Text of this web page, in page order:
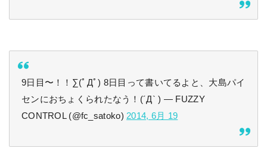
9日目〜！！∑(ﾟДﾟ) 8日目って書いてるよと、大島パイ
センにおちょくられたなう！(´Д` ) — FUZZY
CONTROL (@fc_satoko) 2014, 6月 19